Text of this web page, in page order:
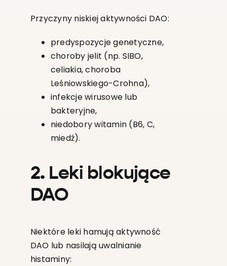
Przyczyny niskiej aktywności DAO:
predyspozycje genetyczne,
choroby jelit (np. SIBO,
celiakia, choroba
Leśniowskiego-Crohna),
infekcje wirusowe lub
bakteryjne,
niedobory witamin (B6, C,
miedź).
2. Leki blokujące
DAO
Niektóre leki hamują aktywność
DAO lub nasilają uwalnianie
histaminy: